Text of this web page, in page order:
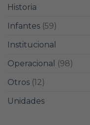
Historia
Infantes (59)
Institucional
Operacional
(98)
Otros (12)
Unidades